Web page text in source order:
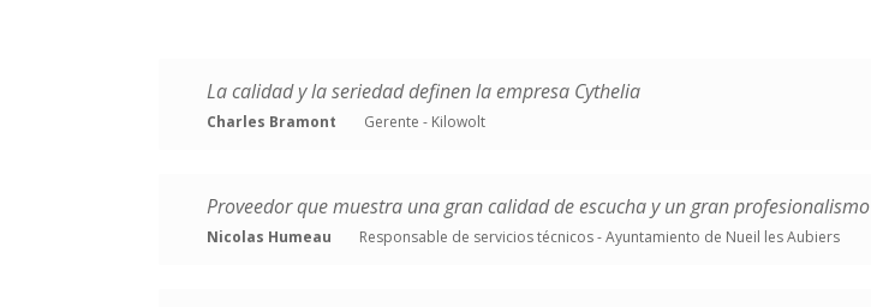
La calidad y la seriedad definen la empresa Cythelia
Charles Bramont Gerente - Kilowolt
Proveedor que muestra una gran calidad de escucha y un gran profesionalismo
Nicolas Humeau Responsable de servicios técnicos - Ayuntamiento de Nueil les Aubiers